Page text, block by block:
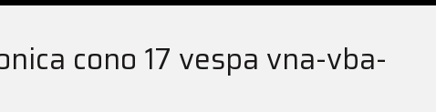
cono 17 vespa vna-vba-